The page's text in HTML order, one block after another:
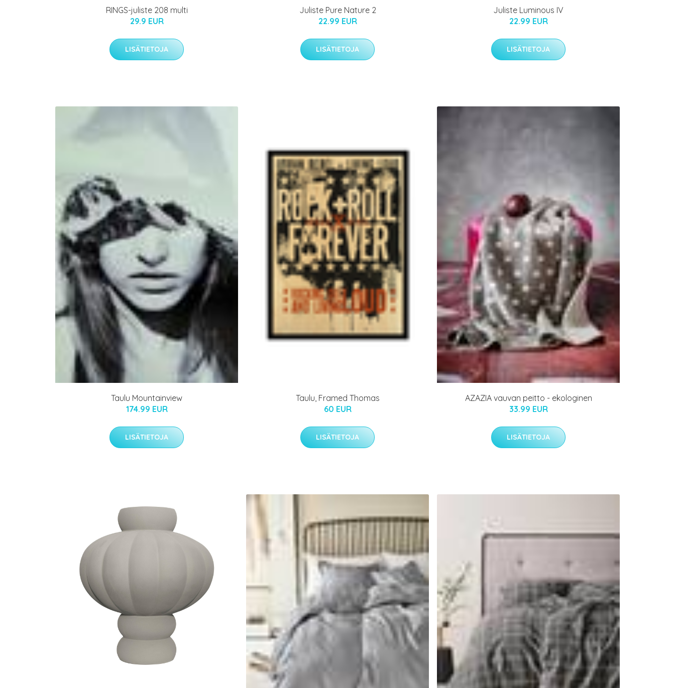
RINGS-juliste 208 multi
29.9 EUR
LISÄTIETOJA
Juliste Pure Nature 2
22.99 EUR
LISÄTIETOJA
Juliste Luminous IV
22.99 EUR
LISÄTIETOJA
Taulu Mountainview
174.99 EUR
LISÄTIETOJA
Taulu, Framed Thomas
60 EUR
LISÄTIETOJA
AZAZIA vauvan peitto - ekologinen
33.99 EUR
LISÄTIETOJA